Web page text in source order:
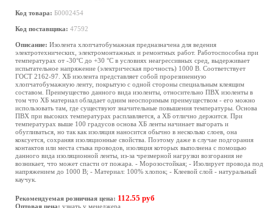
Код товара: Б0002454
Код поставщика: 47592
Описание: Изолента хлопчатобумажная предназначена для ведения
электротехнических, электромонтажных и ремонтных работ. Работоспособна при
температурах от -30°С до +30 °С в условиях неагрессивных сред, выдерживает
испытательное напряжение (электрическая прочность) 1000 В. Соответствует
ГОСТ 2162-97. ХБ изолента представляет собой прорезиненную
хлопчатобумажную ленту, покрытую с одной стороны специальным клеящим
составом. Преимущество данного вида изоленты, относительно ПВХ изоленты в
том что ХБ материал обладает одним неоспоримым преимуществом - его можно
использовать там, где существуют значительные повышения температуры. Основа
ПВХ при высоких температурах расплавляется, а ХБ отлично держится. При
температурах выше 100 градусов основа ХБ ленты начинает выгорать и
обугливаться, но так как изоляция наносится обычно в несколько слоев, она
коксуется, сохраняя изоляционные свойства. Поэтому даже в случае подгорания
контактов или места стыка проводов, изоляция которых выполнена с помощью
данного вида изоляционной ленты, из-за чрезмерной нагрузки возгорания не
возникает, что может спасти от пожара. - Морозостойкая; - Изолирует провода под
напряжением до 1000 В; - Материал: 100% хлопок; - Клеевой слой - натуральный
каучук.
Рекомендуемая розничная цена: 112.55 руб
Оптовая цена: узнать у менеджера